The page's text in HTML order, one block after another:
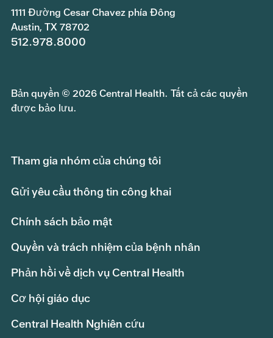
1111 Đường Cesar Chavez phía Đông
Austin, TX 78702
512.978.8000
Bản quyền © 2026 Central Health. Tất cả các quyền
được bảo lưu.
Tham gia nhóm của chúng tôi
Gửi yêu cầu thông tin công khai
Chính sách bảo mật
Quyền và trách nhiệm của bệnh nhân
Phản hồi về dịch vụ Central Health
Cơ hội giáo dục
Central Health Nghiên cứu